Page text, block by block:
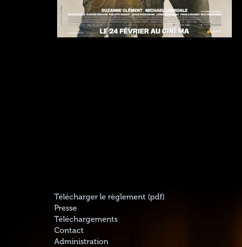
Télécharger le règlement (pdf)
Presse
Téléchargements
Contact
Administration